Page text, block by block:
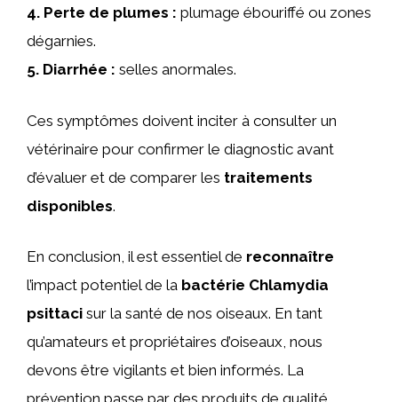
4. Perte de plumes : plumage ébouriffé ou zones
dégarnies.
5. Diarrhée : selles anormales.
Ces symptômes doivent inciter à consulter un
vétérinaire pour confirmer le diagnostic avant
d’évaluer et de comparer les traitements
disponibles.
En conclusion, il est essentiel de reconnaître
l’impact potentiel de la bactérie Chlamydia
psittaci sur la santé de nos oiseaux. En tant
qu’amateurs et propriétaires d’oiseaux, nous
devons être vigilants et bien informés. La
prévention passe par des produits de qualité,